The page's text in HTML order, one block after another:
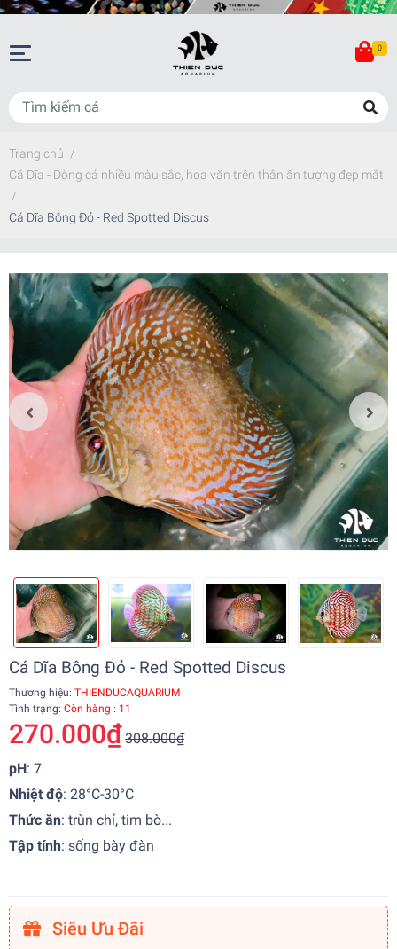
0
Trang chủ /
Cá Dĩa - Dòng cá nhiều màu sắc, hoa văn trên thân ấn tượng đẹp mắt
/
Cá Dĩa Bông Đỏ - Red Spotted Discus
Cá Dĩa Bông Đỏ - Red Spotted Discus
Thương hiệu: THIENDUCAQUARIUM
Tình trạng: Còn hàng : 11
270.000₫ 308.000₫
pH: 7
Nhiệt độ: 28°C-30°C
Thức ăn: trùn chỉ, tim bò...
Tập tính: sống bày đàn
Siêu Ưu Đãi